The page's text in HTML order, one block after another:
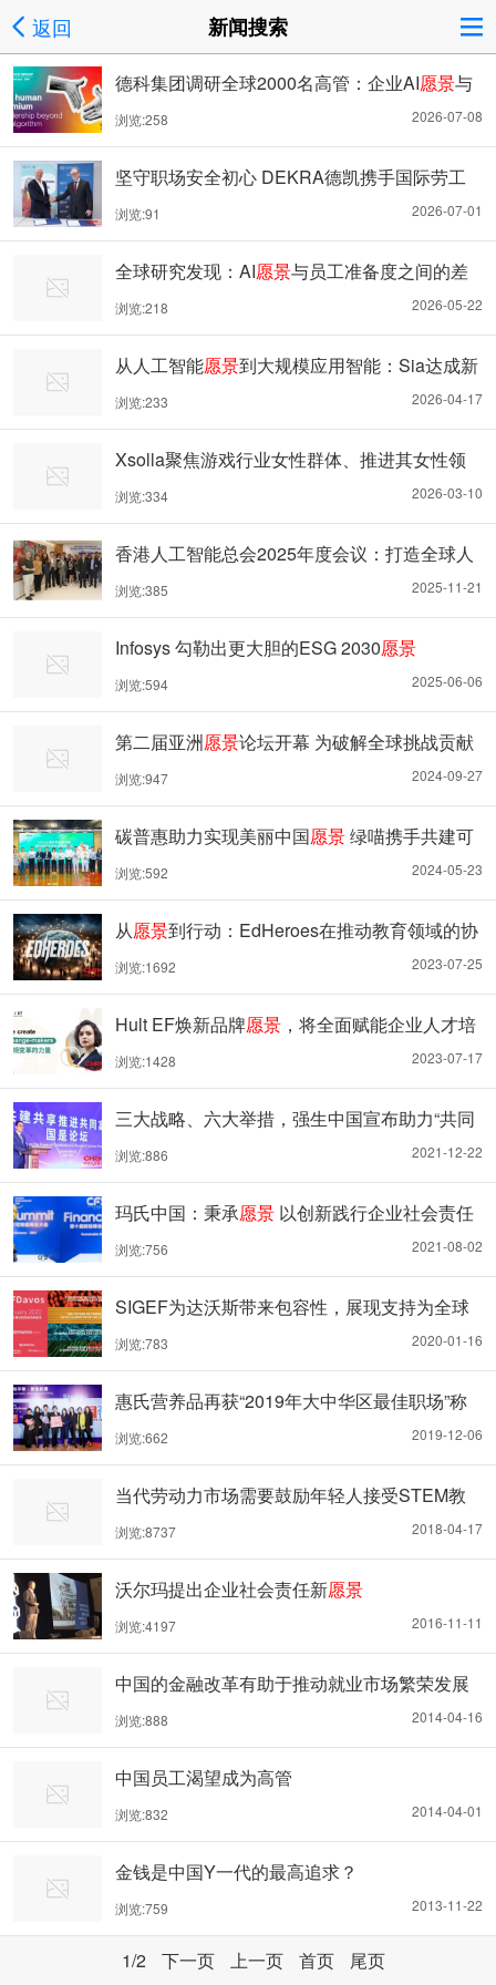
返回 新闻搜索
德科集团调研全球2000名高管：企业AI愿景与
组织就绪度差距日趋扩大
2026-07-08
浏览:258
坚守职场安全初心 DEKRA德凯携手国际劳工
组织（ILO）零事故
2026-07-01
浏览:91
全球研究发现：AI愿景与员工准备度之间的差
距正在扩大
2026-05-22
浏览:218
从人工智能愿景到大规模应用智能：Sia达成新
里程碑，其代理商店代理数量突破800个2026-04-17
浏览:233
Xsolla聚焦游戏行业女性群体、推进其女性领
导力愿景 2026-03-10
浏览:334
香港人工智能总会2025年度会议：打造全球人
工智能卓越中心
2025-11-21
浏览:385
Infosys 勾勒出更大胆的ESG 2030愿景
2025-06-06
浏览:594
第二届亚洲愿景论坛开幕 为破解全球挑战贡献
亚洲方略
2024-09-27
浏览:947
碳普惠助力实现美丽中国愿景绿喵携手共建可
持续生态
2024-05-23
浏览:592
从愿景到行动：EdHeroes在推动教育领域的协
作解决方案
2023-07-25
浏览:1692
Hult EF焕新品牌愿景 ，将全面赋能企业人才培
养
2023-07-17
浏览:1428
三大战略、六大举措，强生中国宣布助力“共同
富裕”目标
2021-12-22
浏览:886
玛氏中国：秉承愿景 以创新践行企业社会责任
2021-08-02
浏览:756
SIGEF为达沃斯带来包容性，展现支持为全球
创造智能未来的
2020-01-16
浏览:783
惠氏营养品再获“2019年大中华区最佳职场”称
号，与员工共同实现企业
2019-12-06
浏览:662
当代劳动力市场需要鼓励年轻人接受STEM教
育
2018-04-17
浏览:8737
沃尔玛提出企业社会责任新愿景
2016-11-11
浏览:4197
中国的金融改革有助于推动就业市场繁荣发展
2014-04-16
浏览:888
中国员工渴望成为高管
2014-04-01
浏览:832
金钱是中国Y一代的最高追求？
2013-11-22
浏览:759
1/2 下一页 上一页 首页 尾页